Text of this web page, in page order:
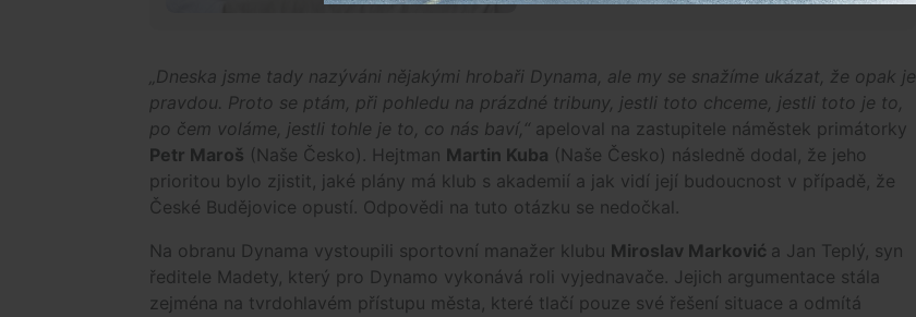
„Dneska jsme tady nazýváni nějakými hrobaři Dynama, ale my se snažíme ukázat, že opak je
pravdou. Proto se ptám, při pohledu na prázdné tribuny, jestli toto chceme, jestli toto je to,
po čem voláme, jestli tohle je to, co nás baví,“ apeloval na zastupitele náměstek primátorky
Petr Maroš (Naše Česko). Hejtman Martin Kuba (Naše Česko) následně dodal, že jeho
prioritou bylo zjistit, jaké plány má klub s akademií a jak vidí její budoucnost v případě, že
České Budějovice opustí. Odpovědi na tuto otázku se nedočkal.
Na obranu Dynama vystoupili sportovní manažer klubu Miroslav Marković a Jan Teplý, syn
ředitele Madety, který pro Dynamo vykonává roli vyjednavače. Jejich argumentace stála
zejména na tvrdohlavém přístupu města, které tlačí pouze své řešení situace a odmítá